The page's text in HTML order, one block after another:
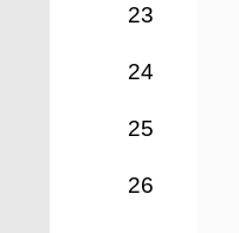
23
24
25
26